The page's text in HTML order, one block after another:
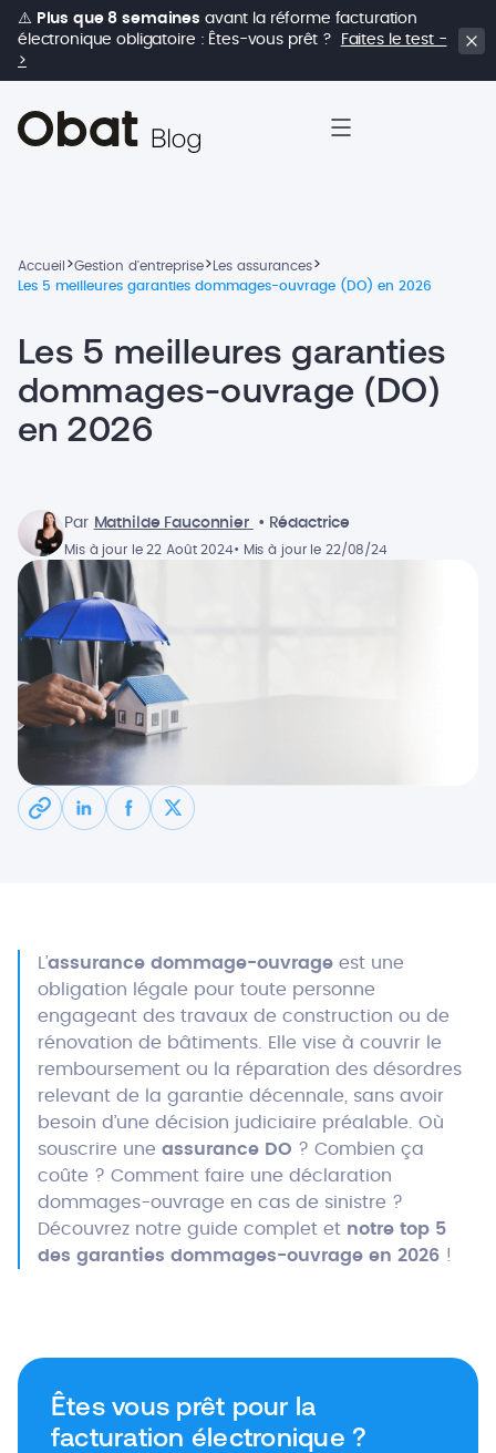
⚠️ Plus que 8 semaines avant la réforme facturation
électronique obligatoire : Êtes-vous prêt ?
Faites le test -
>
Accueil >Gestion d'entreprise> Les assurances>
Les 5 meilleures garanties dommages-ouvrage (DO) en 2026
Les 5 meilleures garanties
dommages-ouvrage (DO)
en 2026
Par Mathilde Fauconnier • Rédactrice
Mis à jour le 22 Août 2024• Mis à jour le 22/08/24
L’assurance dommage-ouvrage est une
obligation légale pour toute personne
engageant des travaux de construction ou de
rénovation de bâtiments. Elle vise à couvrir le
remboursement ou la réparation des désordres
relevant de la garantie décennale, sans avoir
besoin d’une décision judiciaire préalable. Où
souscrire une assurance DO ? Combien ça
coûte ? Comment faire une déclaration
dommages-ouvrage en cas de sinistre ?
Découvrez notre guide complet et notre top 5
des garanties dommages-ouvrage en 2026 !
Êtes vous prêt pour la
facturation électronique ?